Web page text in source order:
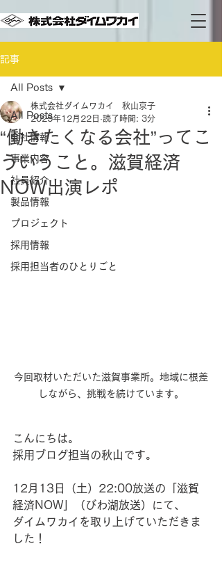
記事
All Posts
会社情報
事業内容
社員紹介
製品情報
プロジェクト
採用情報
採用担当者のひとりごと
All Posts
“働きたくなる会社”ってこ
ういうこと。滋賀経済
NOW出演レポ
株式会社ダイムワカイ 秋山京子
2025年12月22日 読了時間: 3分
今回取材いただいた滋賀事業所。地域に根差
しながら、挑戦を続けています。
こんにちは。
採用ブログ担当の秋山です。
12月13日（土）22:00放送の「滋賀
経済NOW」（びわ湖放送）にて、
ダイムワカイを取り上げていただきま
した！